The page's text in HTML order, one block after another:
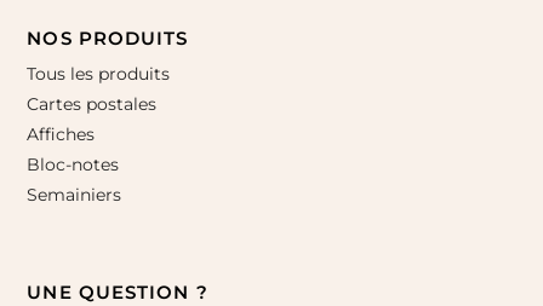
NOS PRODUITS
Tous les produits
Cartes postales
Affiches
Bloc-notes
Semainiers
UNE QUESTION ?